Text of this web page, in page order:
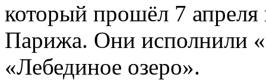
который прошёл 7
Парижа. Они исполнили
«Лебединое озеро».